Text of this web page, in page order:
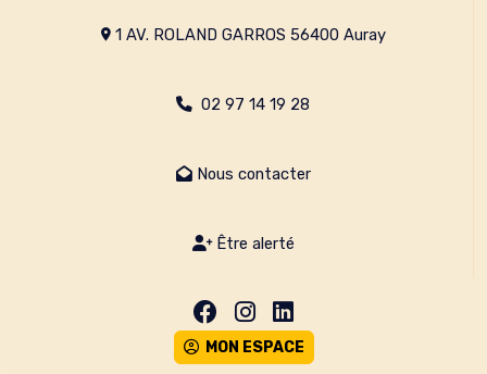
1 AV. ROLAND GARROS 56400 Auray
02 97 14 19 28
Nous contacter
Être alerté
MON ESPACE